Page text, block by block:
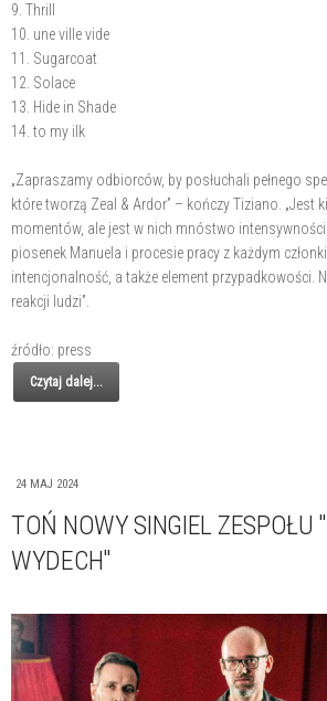
9. Thrill
10. une ville vide
11. Sugarcoat
12. Solace
13. Hide in Shade
14. to my ilk
„Zapraszamy odbiorców, by posłuchali pełnego
które tworzą Zeal & Ardor” – kończy Tiziano. „Jest
momentów, ale jest w nich mnóstwo
piosenek Manuela i procesie pracy z każdym
intencjonalność, a także element przypadkowości.
reakcji ludzi”.
źródło: press
Czytaj dalej...
24 MAJ 2024
TOŃ NOWY SINGIEL ZESPOŁU
WYDECH"